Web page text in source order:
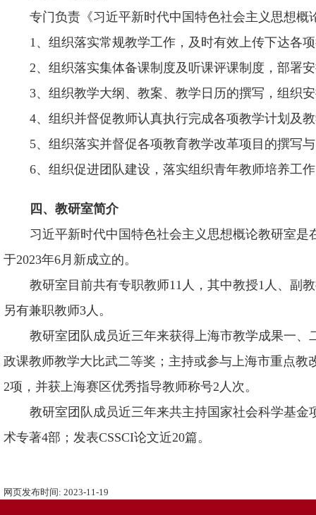
专门负责《习近平新时代中国特色社会主义思想
1、组织落实常规教学工作，及时有效上传下达各
2、组织落实集体备课制度及听课评课制度，部署
3、组织教学大纲、教案、教学日历的撰写，组织
4、组织并督促教师认真执行完成各项教学计划及
5、组织落实并督促各项教育教学改革项目的撰写
6、组织促进团队建设，落实组织青年教师培养工
四、教研室简介
习近平新时代中国特色社会主义思想概论教研室
于2023年6月新成立的。
教研室目前共有专职教师11人，其中教授1人、副
另有兼职教师3人。
教研室团队成员近三年来获得上海市教学成果一
政课教师教学大比武二等奖；主持或参与上海市重点
2项，并获上海赛区优秀指导教师称号2人次。
教研室团队成员近三年来共主持国家社会科学基
术专著4部；发表CSSCI论文近20篇。
网页发布时间: 2023-11-19